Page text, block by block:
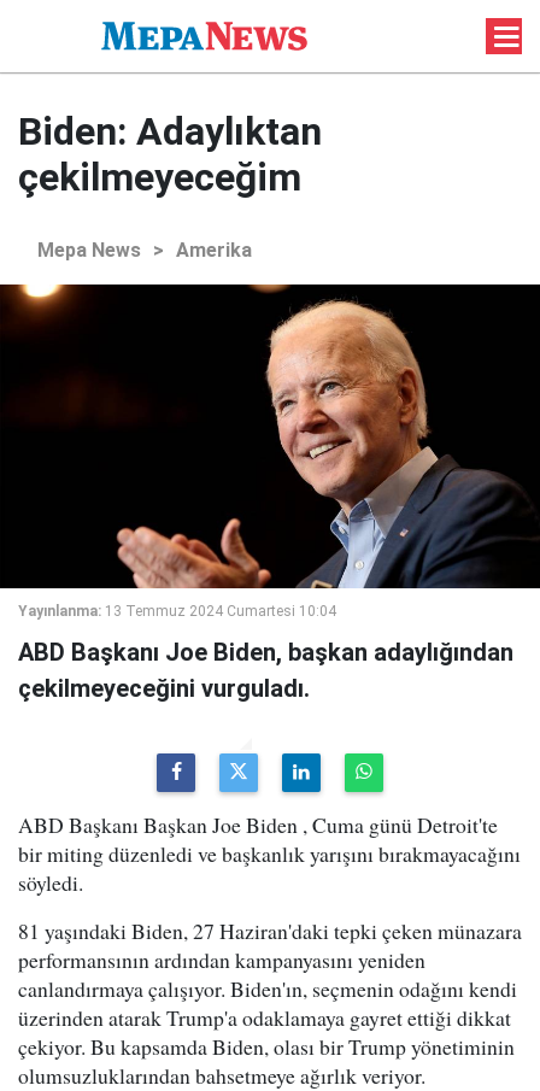
Biden: Adaylıktan
çekilmeyeceğim
Mepa News > Amerika
Yayınlanma: 13 Temmuz 2024 Cumartesi 10:04
ABD Başkanı Joe Biden, başkan adaylığından
çekilmeyeceğini vurguladı.
ABD Başkanı Başkan Joe Biden , Cuma günü Detroit'te
bir miting düzenledi ve başkanlık yarışını bırakmayacağını
söyledi.
81 yaşındaki Biden, 27 Haziran'daki tepki çeken münazara
performansının ardından kampanyasını yeniden
canlandırmaya çalışıyor. Biden'ın, seçmenin odağını kendi
üzerinden atarak Trump'a odaklamaya gayret ettiği dikkat
çekiyor. Bu kapsamda Biden, olası bir Trump yönetiminin
olumsuzluklarından bahsetmeye ağırlık veriyor.